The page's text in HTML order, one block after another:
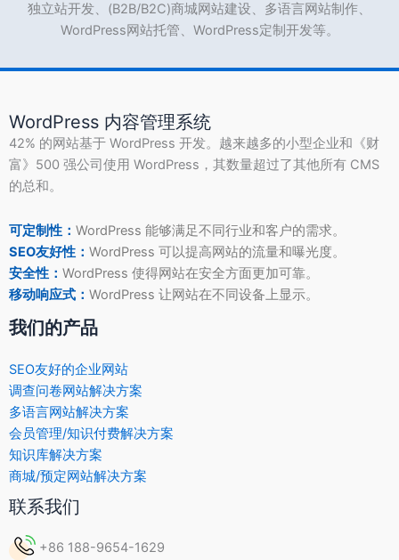
独立站开发、(B2B/B2C)商城网站建设、多语言网站制作、
WordPress网站托管、WordPress定制开发等。
WordPress 内容管理系统
42% 的网站基于 WordPress 开发。越来越多的小型企业和《财
富》500 强公司使用 WordPress，其数量超过了其他所有 CMS
的总和。
可定制性： WordPress 能够满足不同行业和客户的需求。
SEO友好性： WordPress 可以提高网站的流量和曝光度。
安全性： WordPress 使得网站在安全方面更加可靠。
移动响应式： WordPress 让网站在不同设备上显示。
我们的产品
SEO友好的企业网站
调查问卷网站解决方案
多语言网站解决方案
会员管理/知识付费解决方案
知识库解决方案
商城/预定网站解决方案
联系我们
+86 188-9654-1629